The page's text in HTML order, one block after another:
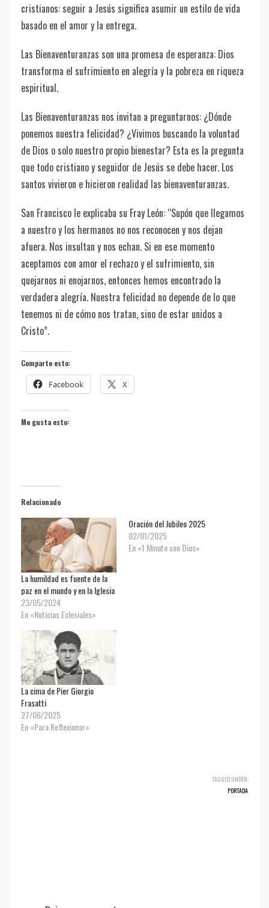
cristianos: seguir a Jesús significa asumir un estilo de vida
basado en el amor y la entrega.
Las Bienaventuranzas son una promesa de esperanza: Dios
transforma el sufrimiento en alegría y la pobreza en riqueza
espiritual.
Las Bienaventuranzas nos invitan a preguntarnos: ¿Dónde
ponemos nuestra felicidad? ¿Vivimos buscando la voluntad
de Dios o solo nuestro propio bienestar? Esta es la pregunta
que todo cristiano y seguidor de Jesús se debe hacer. Los
santos vivieron e hicieron realidad las bienaventuranzas.
San Francisco le explicaba su Fray León: “Supón que llegamos
a nuestro y los hermanos no nos reconocen y nos dejan
afuera. Nos insultan y nos echan. Si en ese momento
aceptamos con amor el rechazo y el sufrimiento, sin
quejarnos ni enojarnos, entonces hemos encontrado la
verdadera alegría. Nuestra felicidad no depende de lo que
tenemos ni de cómo nos tratan, sino de estar unidos a
Cristo”.
Comparte esto:
Facebook X
Me gusta esto:
Relacionado
La humildad es fuente de la
paz en el mundo y en la Iglesia
23/05/2024
En «Noticias Eclesiales»
Oración del Jubileo 2025
02/01/2025
En «1 Minuto con Dios»
La cima de Pier Giorgio
Frasatti
27/06/2025
En «Para Reflexionar»
TAGGED UNDER:
PORTADA